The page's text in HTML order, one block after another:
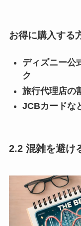
お得に購入する
ディズニー公
ク
旅行代理店の
JCBカードな
2.2 混雑を避け